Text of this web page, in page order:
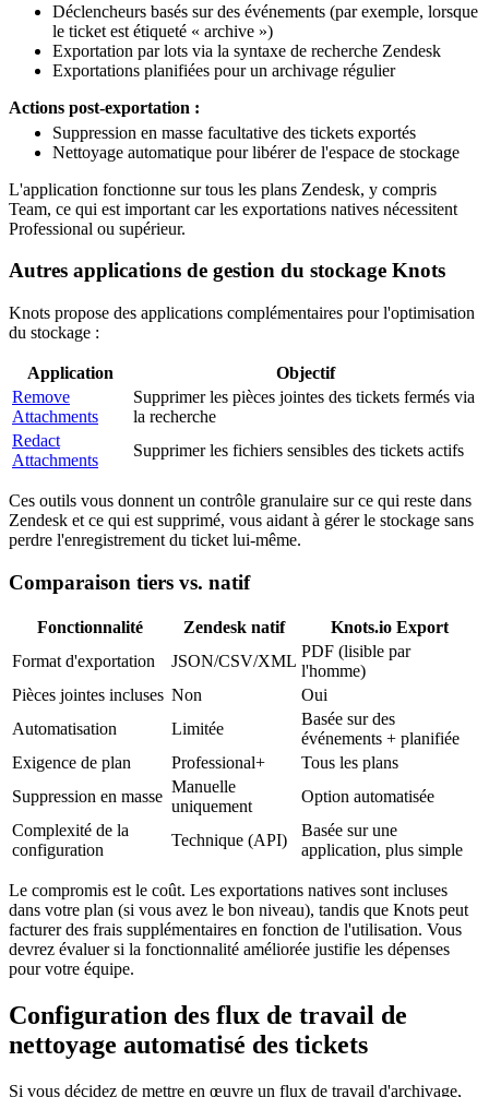
Déclencheurs basés sur des événements (par exemple, lorsque
le ticket est étiqueté « archive »)
Exportation par lots via la syntaxe de recherche Zendesk
Exportations planifiées pour un archivage régulier
Actions post-exportation :
Suppression en masse facultative des tickets exportés
Nettoyage automatique pour libérer de l'espace de stockage
L'application fonctionne sur tous les plans Zendesk, y compris
Team, ce qui est important car les exportations natives nécessitent
Professional ou supérieur.
Autres applications de gestion du stockage Knots
Knots propose des applications complémentaires pour l'optimisation
du stockage :
Application
Objectif
Remove
Attachments
Supprimer les pièces jointes des tickets fermés via
la recherche
Redact
Attachments
Supprimer les fichiers sensibles des tickets actifs
Ces outils vous donnent un contrôle granulaire sur ce qui reste dans
Zendesk et ce qui est supprimé, vous aidant à gérer le stockage sans
perdre l'enregistrement du ticket lui-même.
Comparaison tiers vs. natif
Fonctionnalité Zendesk natif
Knots.io Export
Format d'exportation
JSON/CSV/XML
PDF (lisible par
l'homme)
Pièces jointes incluses Non
Oui
Automatisation
Limitée
Basée sur des
événements + planifiée
Exigence de plan
Professional+
Tous les plans
Suppression en masse
Manuelle
uniquement
Option automatisée
Complexité de la
configuration
Technique (API)
Basée sur une
application, plus simple
Le compromis est le coût. Les exportations natives sont incluses
dans votre plan (si vous avez le bon niveau), tandis que Knots peut
facturer des frais supplémentaires en fonction de l'utilisation. Vous
devrez évaluer si la fonctionnalité améliorée justifie les dépenses
pour votre équipe.
Configuration des flux de travail de
nettoyage automatisé des tickets
Si vous décidez de mettre en œuvre un flux de travail d'archivage,